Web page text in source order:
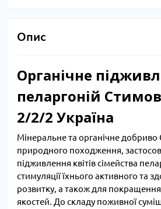
Опис
Органічне
пеларгоній
2/2/2 Україна
Мінеральне та органічне добриво
природного походження,
підживлення квітів сімейства
стимуляції їхнього активного та
розвитку, а також для
якостей. До складу поживної